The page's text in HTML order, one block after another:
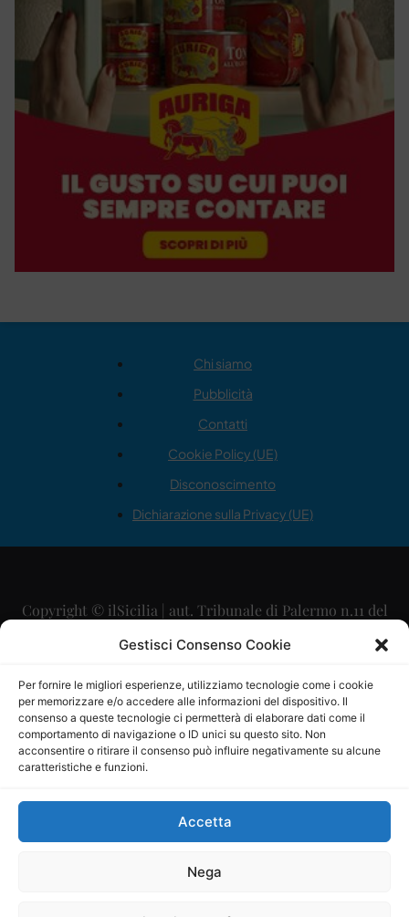
Gestisci Consenso Cookie
Per fornire le migliori esperienze, utilizziamo tecnologie come i cookie
per memorizzare e/o accedere alle informazioni del dispositivo. Il
consenso a queste tecnologie ci permetterà di elaborare dati come il
comportamento di navigazione o ID unici su questo sito. Non
acconsentire o ritirare il consenso può influire negativamente su alcune
caratteristiche e funzioni.
Accetta
Nega
Chi siamo
Pubblicità
Contatti
Cookie Policy (UE)
Disconoscimento
Dichiarazione sulla Privacy (UE)
Copyright © ilSicilia | aut. Tribunale di Palermo n.11 del
29/09/2015
Direttore Editoriale: Maurizio Scaglione
Direttore Responsabile: Maria Calabrese
P.IVA: 06334930820
Mercurio Comunicazione Società Cooperativa a r.l. è
iscritta al Registro degli Operatori di Comunicazione al